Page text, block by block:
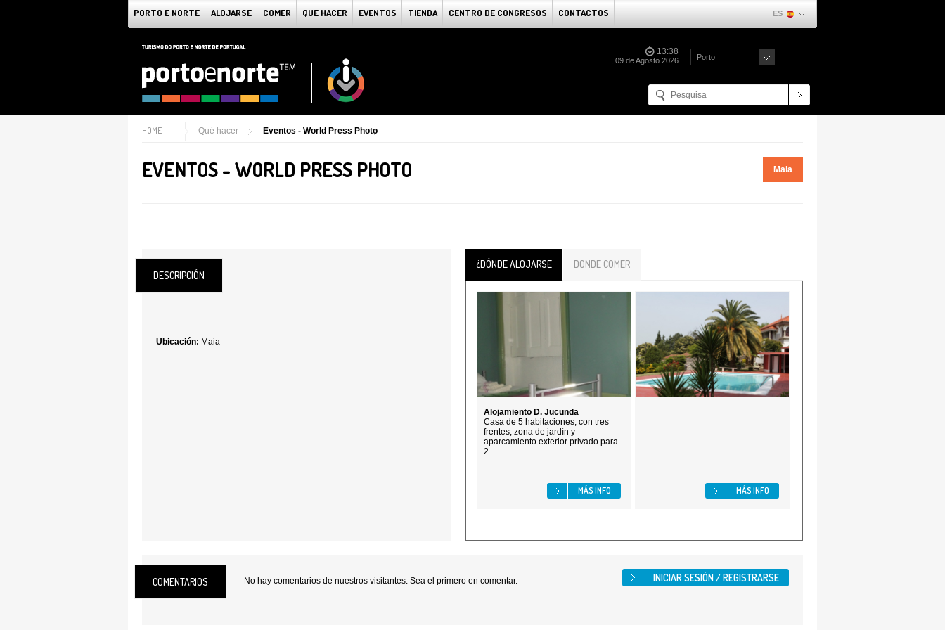
PORTO E NORTE ALOJARSE COMER QUE HACER EVENTOS TIENDA CENTRO DE CONGRESOS CONTACTOS ES
13:38
, 09 de Agosto 2026 Porto
HOME Qué hacer Eventos - World Press Photo
EVENTOS - WORLD PRESS PHOTO Maia
DESCRIPCIÓN
Ubicación: Maia
¿DÓNDE ALOJARSE DONDE COMER
Alojamiento D. Jucunda
Casa de 5 habitaciones, con tres
frentes, zona de jardín y
aparcamiento exterior privado para
2...
MÁS INFO MÁS INFO
COMENTARIOS No hay comentarios de nuestros visitantes. Sea el primero en comentar.